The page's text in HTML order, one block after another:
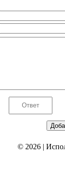
© 2026|